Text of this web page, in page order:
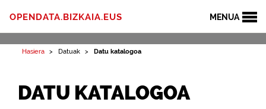
MENUA
OPENDATA.BIZKAIA.EUS
Hasiera Datuak Datu katalogoa
DATU KATALOGOA